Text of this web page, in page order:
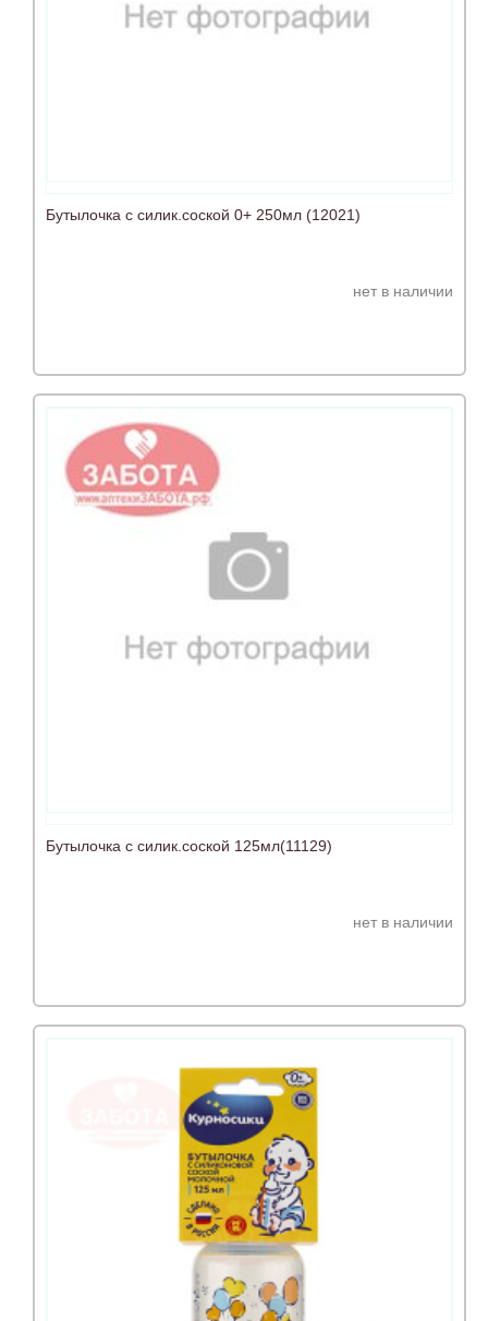
Бутылочка с силик.соской 0+ 250мл (12021)
нет в наличии
Бутылочка с силик.соской 125мл(11129)
нет в наличии